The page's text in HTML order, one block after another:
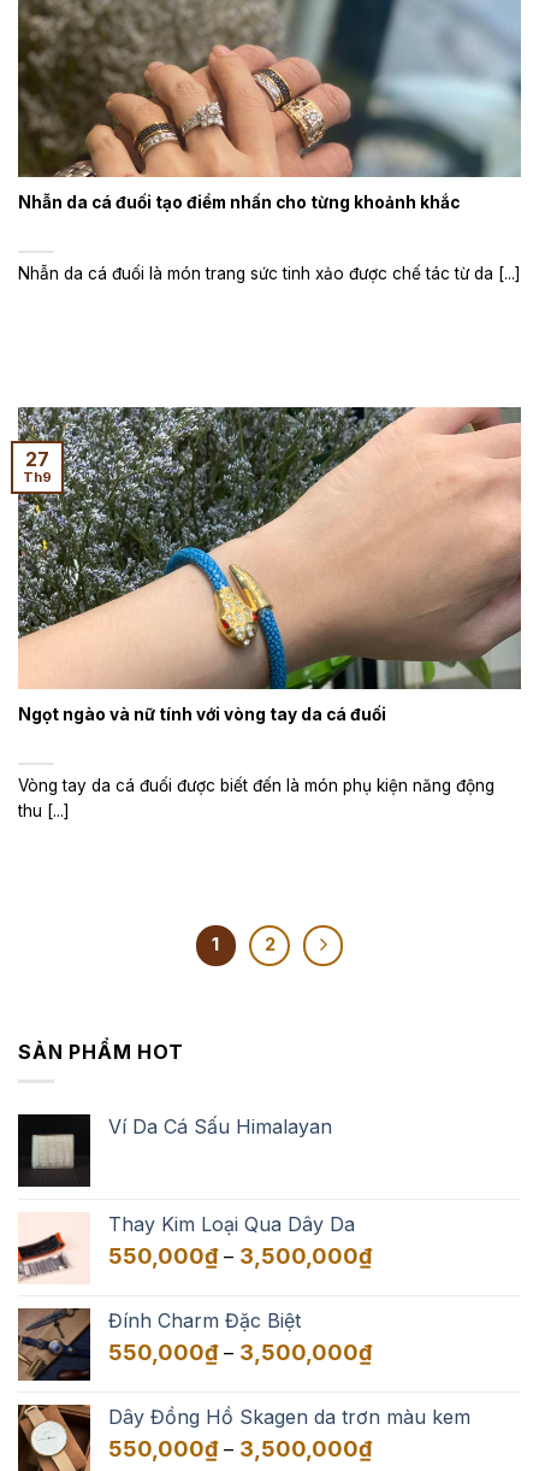
Nhẫn da cá đuối tạo điểm nhấn cho từng khoảnh khắc
Nhẫn da cá đuối là món trang sức tinh xảo được chế tác từ da [...]
Ngọt ngào và nữ tính với vòng tay da cá đuối
Vòng tay da cá đuối được biết đến là món phụ kiện năng động
thu [...]
27
Th9
1 2
SẢN PHẨM HOT
Ví Da Cá Sấu Himalayan
Thay Kim Loại Qua Dây Da
550,000₫ – 3,500,000₫Khoảng
đến
Đính Charm Đặc Biệt
550,000₫ – 3,500,000₫Khoảng
550,000₫
đến
Dây Đồng Hồ Skagen da trơn màu kem
550,000₫ – 3,500,000₫Khoảng